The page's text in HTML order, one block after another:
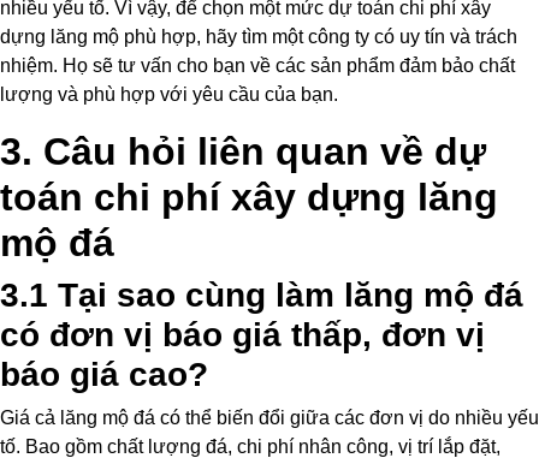
nhiều yếu tố. Vì vậy, để chọn một mức dự toán chi phí xây
dựng lăng mộ phù hợp, hãy tìm một công ty có uy tín và trách
nhiệm. Họ sẽ tư vấn cho bạn về các sản phẩm đảm bảo chất
lượng và phù hợp với yêu cầu của bạn.
3. Câu hỏi liên quan về dự
toán chi phí xây dựng lăng
mộ đá
3.1 Tại sao cùng làm lăng mộ đá
có đơn vị báo giá thấp, đơn vị
báo giá cao?
Giá cả lăng mộ đá có thể biến đổi giữa các đơn vị do nhiều yếu
tố. Bao gồm chất lượng đá, chi phí nhân công, vị trí lắp đặt,